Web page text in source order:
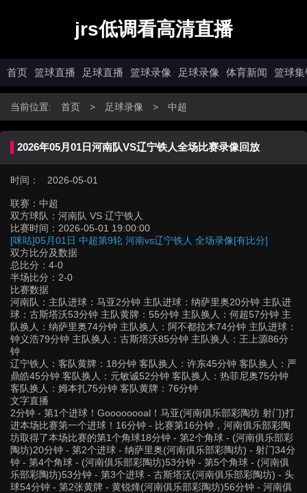
jrs低调看高清直播
首页 篮球直播 足球直播 篮球录像 足球录像 体育新闻 篮球集
当前位置: 首页 > 足球录像 > 中超
2026年05月01日河南队VS辽宁铁人全场比赛录像回放
时间： 2026-05-01
联赛： 中超
双方球队： 河南队 VS 辽宁铁人
比赛时间： 2026-05-01 19:00:00
[咪咕]05月01日 中超第9轮 河南vs辽宁铁人 全场录像[有比分]
双方比分及数据
总比分：4-0
半场比分：2-0
比赛数据
河南队：主队进球：马亚2分钟 主队进球：纳萨里奥20分钟 主队进
球：古斯塔沃53分钟 主队黄牌：55分钟 主队换人：何超57分钟 主
队换人：纳萨里奥74分钟 主队换人：阿不都拉木74分钟 主队进球：
钟义浩79分钟 主队换人：古斯塔沃85分钟 主队换人：王上源86分
钟
辽宁铁人：客队黄牌：18分钟 客队换人：许东45分钟 客队换人：严
鼎皓45分钟 客队换人：元敏诚52分钟 客队换人：热菲尼奥75分钟
客队换人：姆本扎75分钟 客队黄牌：76分钟
文字直播
2分钟 - 第1个进球！Goooooooal！马亚(河南俱乐部彩陶坊 射门)打
进本场比赛第一个进球！16分钟 - 比赛第16分钟，河南俱乐部彩陶
坊取得了本场比赛的第1个角球18分钟 - 第2个角球 - (河南俱乐部彩
陶坊)20分钟 - 第2个进球 - 纳萨里奥(河南俱乐部彩陶坊) - 射门34分
钟 - 第4个角球 - (河南俱乐部彩陶坊)53分钟 - 第5个角球 - (河南俱
乐部彩陶坊)53分钟 - 第3个进球 - 古斯塔沃(河南俱乐部彩陶坊) - 头
球54分钟 - 第2张黄牌 - 黄锐烽(河南俱乐部彩陶坊)56分钟 - 河南俱